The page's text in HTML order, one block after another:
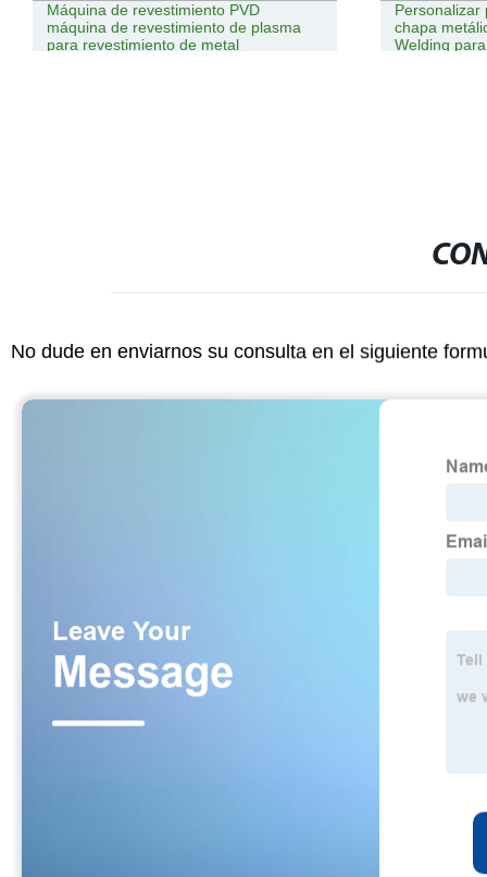
Máquina de revestimiento PVD
máquina de revestimiento de plasma
para revestimiento de metal
Personalizar
chapa
Welding
No dude en enviarnos su consulta en el siguiente